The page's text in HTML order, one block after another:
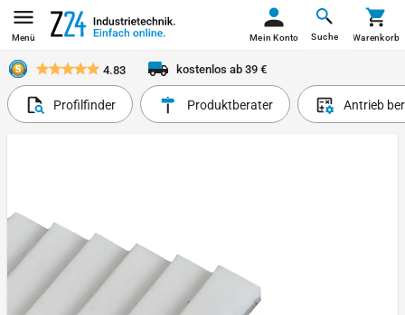
Menü Suche
Mein Konto Warenkorb
4.83 kostenlos ab 39 €
Profilfinder Produktberater Antrieb